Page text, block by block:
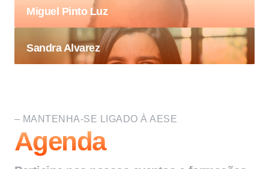
Miguel Pinto Luz
Sandra Alvarez
– MANTENHA-SE LIGADO À AESE
Agenda